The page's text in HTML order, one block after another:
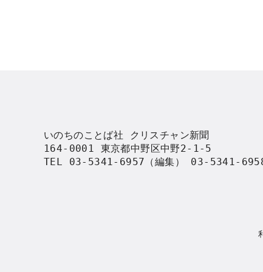
いのちのことば社 クリスチャン新聞
164-0001 東京都中野区中野2-1-5
TEL 03-5341-6957（編集） 03-5341-